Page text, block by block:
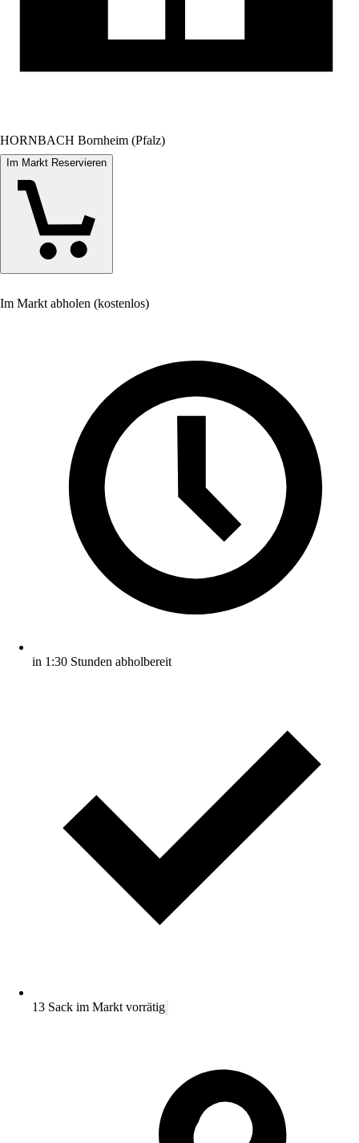
HORNBACH Bornheim (Pfalz)
Im Markt Reservieren
Im Markt abholen (kostenlos)
in 1:30 Stunden abholbereit
13 Sack im Markt vorrätig